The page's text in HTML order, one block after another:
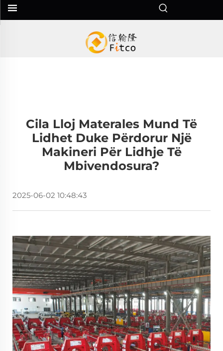
Cila Lloj Materales Mund Të
Lidhet Duke Përdorur Një
Makineri Për Lidhje Të
Mbivendosura?
2025-06-02 10:48:43